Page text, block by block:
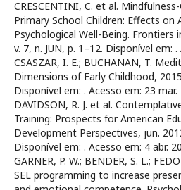
CRESCENTINI, C. et al.
Primary School Children: Effects on
Psychological Well-Being. Frontiers
v. 7, n. JUN, p. 1–12. Disponível em: .
CSASZAR, I. E.; BUCHANAN, T.
Dimensions of Early Childhood,
Disponível em: . Acesso em: 23 mar.
DAVIDSON, R. J. et al.
Training: Prospects for American
Development Perspectives, jun.
Disponível em: . Acesso em: 4 abr.
GARNER, P. W.; BENDER, S. L.;
SEL programming to increase